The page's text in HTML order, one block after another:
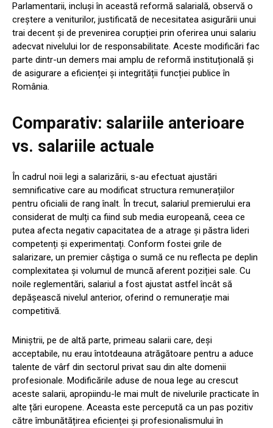
Parlamentarii, incluși în această reformă salarială, observă o
creștere a veniturilor, justificată de necesitatea asigurării unui
trai decent și de prevenirea corupției prin oferirea unui salariu
adecvat nivelului lor de responsabilitate. Aceste modificări fac
parte dintr-un demers mai amplu de reformă instituțională și
de asigurare a eficienței și integrității funcției publice în
România.
Comparativ: salariile anterioare
vs. salariile actuale
În cadrul noii legi a salarizării, s-au efectuat ajustări
semnificative care au modificat structura remunerațiilor
pentru oficialii de rang înalt. În trecut, salariul premierului era
considerat de mulți ca fiind sub media europeană, ceea ce
putea afecta negativ capacitatea de a atrage și păstra lideri
competenți și experimentați. Conform fostei grile de
salarizare, un premier câștiga o sumă ce nu reflecta pe deplin
complexitatea și volumul de muncă aferent poziției sale. Cu
noile reglementări, salariul a fost ajustat astfel încât să
depășească nivelul anterior, oferind o remunerație mai
competitivă.
Miniștrii, pe de altă parte, primeau salarii care, deși
acceptabile, nu erau întotdeauna atrăgătoare pentru a aduce
talente de vârf din sectorul privat sau din alte domenii
profesionale. Modificările aduse de noua lege au crescut
aceste salarii, apropiindu-le mai mult de nivelurile practicate în
alte țări europene. Aceasta este percepută ca un pas pozitiv
către îmbunătățirea eficienței și profesionalismului în